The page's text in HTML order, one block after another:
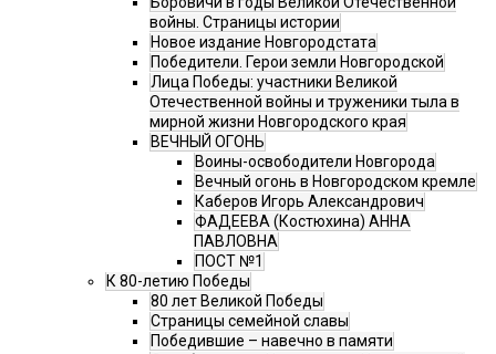
войны. Страницы истории
Новое издание Новгородстата
Победители. Герои земли Новгородской
Лица Победы: участники Великой
Отечественной войны и труженики тыла в
мирной жизни Новгородского края
ВЕЧНЫЙ ОГОНЬ
Воины-освободители Новгорода
Вечный огонь в Новгородском кремле
Каберов Игорь Александрович
ФАДЕЕВА (Костюхина) АННА
ПАВЛОВНА
ПОСТ №1
К 80-летию Победы
80 лет Великой Победы
Страницы семейной славы
Победившие – навечно в памяти